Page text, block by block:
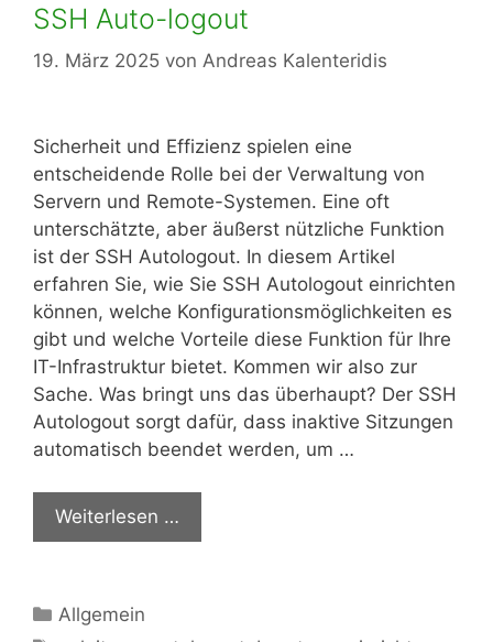
SSH Auto-logout
19. März 2025 von Andreas Kalenteridis
Sicherheit und Effizienz spielen eine
entscheidende Rolle bei der Verwaltung von
Servern und Remote-Systemen. Eine oft
unterschätzte, aber äußerst nützliche Funktion
ist der SSH Autologout. In diesem Artikel
erfahren Sie, wie Sie SSH Autologout einrichten
können, welche Konfigurationsmöglichkeiten es
gibt und welche Vorteile diese Funktion für Ihre
IT-Infrastruktur bietet. Kommen wir also zur
Sache. Was bringt uns das überhaupt? Der SSH
Autologout sorgt dafür, dass inaktive Sitzungen
automatisch beendet werden, um …
Weiterlesen …
Kategorien
Allgemein